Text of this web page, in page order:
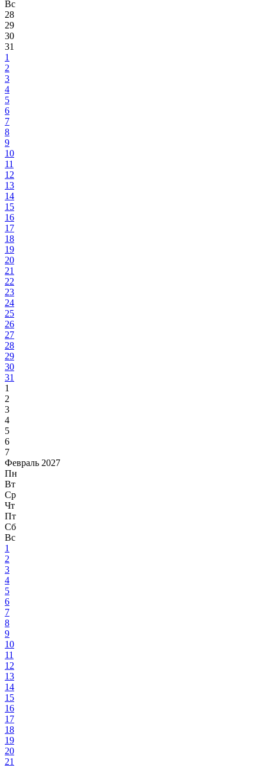
Вс
28
29
30
31
1
2
3
4
5
6
7
8
9
10
11
12
13
14
15
16
17
18
19
20
21
22
23
24
25
26
27
28
29
30
31
1
2
3
4
5
6
7
Февраль 2027
Пн
Вт
Ср
Чт
Пт
Сб
Вс
1
2
3
4
5
6
7
8
9
10
11
12
13
14
15
16
17
18
19
20
21